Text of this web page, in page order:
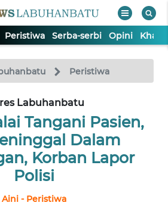
Peristiwa Serba-serbi Opini Khas
Peristiwa
Labuhanbatu
Tangani Pasien,
Dalam
Korban Lapor
Polisi
Aini - Peristiwa